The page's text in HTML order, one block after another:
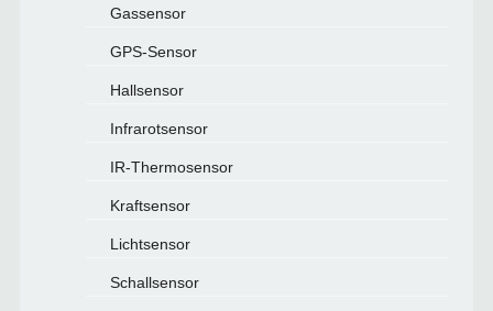
Gassensor
GPS-Sensor
Hallsensor
Infrarotsensor
IR-Thermosensor
Kraftsensor
Lichtsensor
Schallsensor